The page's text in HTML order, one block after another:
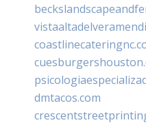
dmtacos.com